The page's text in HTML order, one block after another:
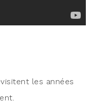
les années